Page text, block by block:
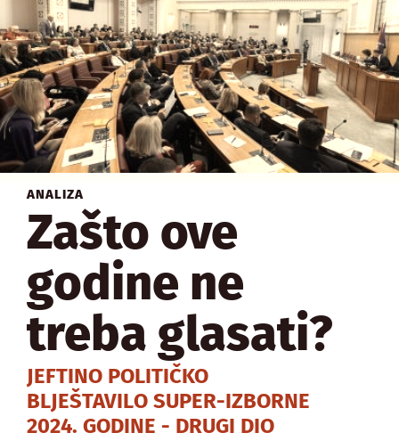
ANALIZA
Zašto ove
godine ne
treba glasati?
JEFTINO POLITIČKO
BLJEŠTAVILO SUPER-IZBORNE
2024. GODINE - DRUGI DIO